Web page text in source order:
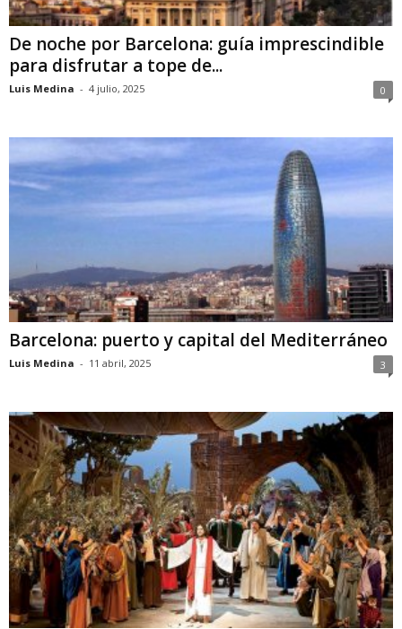
De noche por Barcelona: guía imprescindible
para disfrutar a tope de...
Luis Medina - 4 julio, 2025 0
Barcelona: puerto y capital del Mediterráneo
Luis Medina - 11 abril, 2025 3